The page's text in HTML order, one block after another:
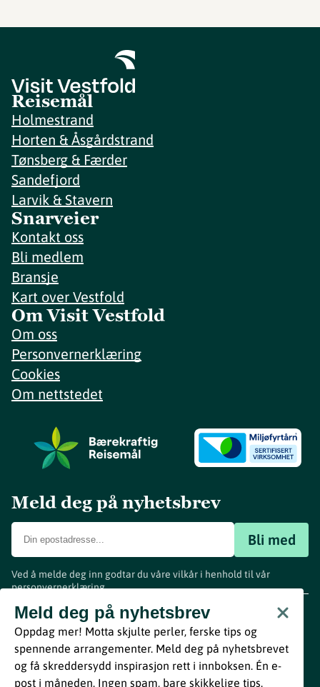
Reisemål
Holmestrand
Horten & Åsgårdstrand
Tønsberg & Færder
Sandefjord
Larvik & Stavern
Snarveier
Kontakt oss
Bli medlem
Bransje
Kart over Vestfold
Om Visit Vestfold
Om oss
Personvernerklæring
Cookies
Om nettstedet
Meld deg på nyhetsbrev
Bli med
Ved å melde deg inn godtar du våre vilkår i henhold til vår
personvernerklæring.
Meld deg på nyhetsbrev
Oppdag mer! Motta skjulte perler, ferske tips og
spennende arrangementer. Meld deg på nyhetsbrevet
og få skreddersydd inspirasjon rett i innboksen. Én e-
post i måneden. Ingen spam, bare skikkelige tips.
www.visitvestfold.com
Turistinformasjon
Vestfold Fylkeskommune
ByBreakfast